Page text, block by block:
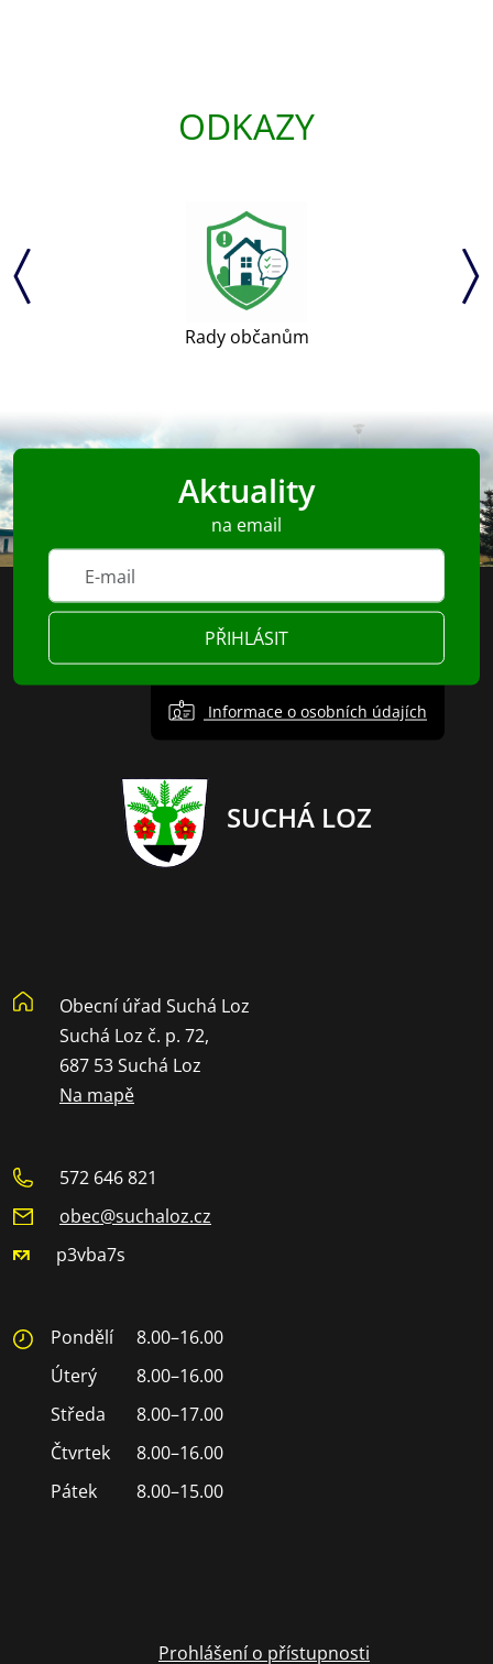
ODKAZY
Rady občanům
Aktuality
na email
PŘIHLÁSIT
Informace o osobních údajích
SUCHÁ LOZ
Obecní úřad Suchá Loz
Suchá Loz č. p. 72,
687 53 Suchá Loz
Na mapě
572 646 821
obec@suchaloz.cz
p3vba7s
Pondělí
8.00–16.00
Úterý
8.00–16.00
Středa
8.00–17.00
Čtvrtek
8.00–16.00
Pátek
8.00–15.00
Prohlášení o přístupnosti